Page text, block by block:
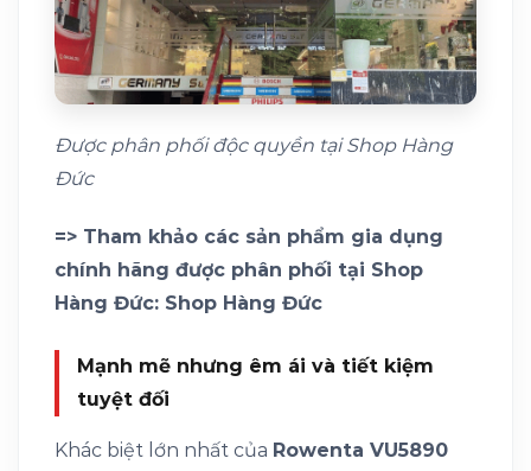
Được phân phối độc quyền tại Shop Hàng
Đức
=> Tham khảo các sản phẩm gia dụng
chính hãng được phân phối tại Shop
Hàng Đức: Shop Hàng Đức
Mạnh mẽ nhưng êm ái và tiết kiệm
tuyệt đối
Khác biệt lớn nhất của Rowenta VU5890